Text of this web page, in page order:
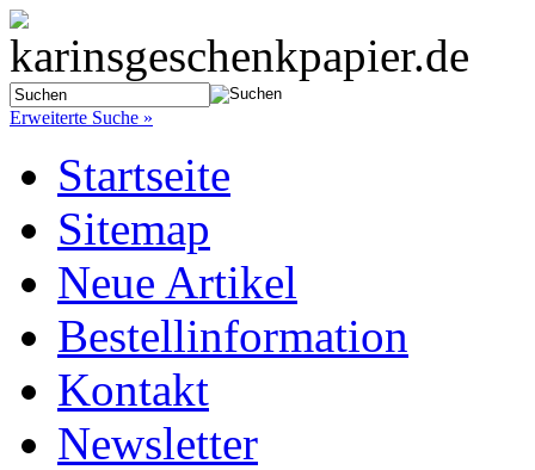
Erweiterte Suche »
Startseite
Sitemap
Neue Artikel
Bestellinformation
Kontakt
Newsletter